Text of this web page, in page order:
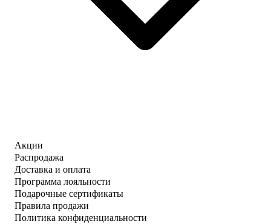
Акции
Распродажа
Доставка и оплата
Программа лояльности
Подарочные сертификаты
Правила продажи
Политика конфиденциальности